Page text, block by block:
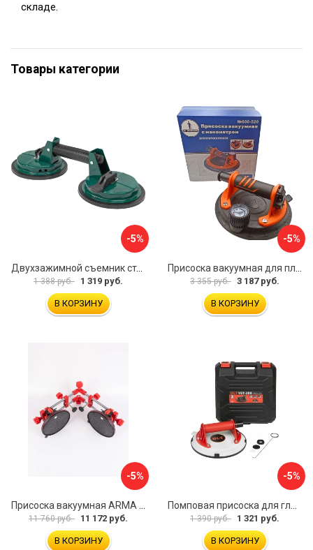
складе.
Товары категории
-5%
Двухзажимной съемник стекол Rockforce RF-63404(18564)
1 388 руб. 1 319 руб.
В КОРЗИНУ
-5%
3 355 руб. 3 187 руб.
В КОРЗИНУ
-5%
Присоска вакуумная ARMA P625A
11 760 руб. 11 172 руб.
В КОРЗИНУ
-5%
Помповая присоска для гладкой и шероховатой плитки DLT VST-209 1114
1 390 руб. 1 321 руб.
В КОРЗИНУ